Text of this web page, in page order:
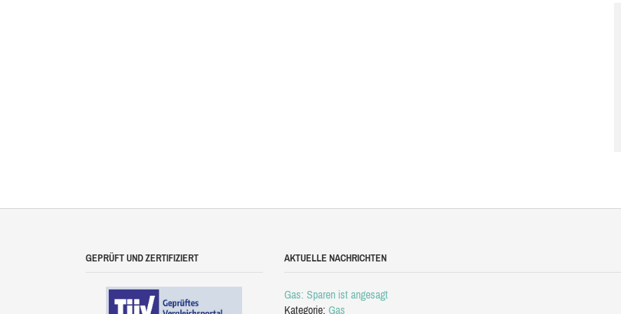
GEPRÜFT UND ZERTIFIZIERT AKTUELLE NACHRICHTEN
Gas: Sparen ist angesagt
Kategorie: Gas